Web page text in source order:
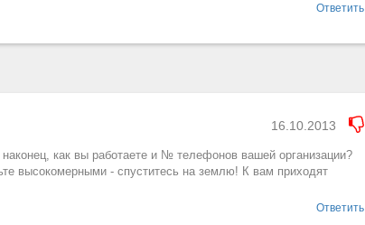
Ответить
16.10.2013
как вы работаете и № телефонов вашей организации?
высокомерными - спуститесь на землю! К вам приходят
Ответить